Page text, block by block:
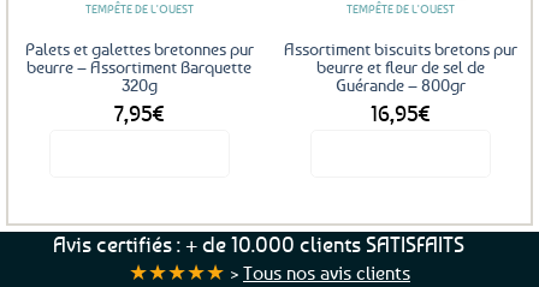
TEMPÊTE DE L'OUEST
Palets et galettes bretonnes pur
beurre – Assortiment Barquette
320g
7,95€
TEMPÊTE DE L'OUEST
Assortiment biscuits bretons pur
beurre et fleur de sel de
Guérande – 800gr
16,95€
Avis certifiés : + de 10.000 clients SATISFAITS
★★★★★ > Tous nos avis clients